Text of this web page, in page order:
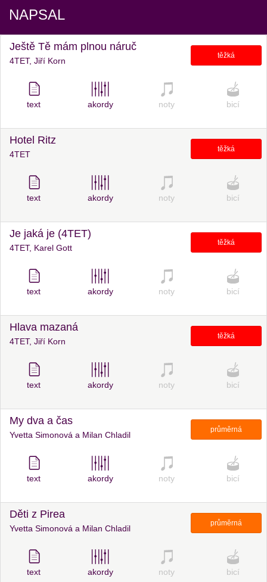
NAPSAL
Ještě Tě mám plnou náruč
4TET, Jiří Korn
těžká
text akordy noty bicí
Hotel Ritz
4TET
těžká
text akordy noty bicí
Je jaká je (4TET)
4TET, Karel Gott
těžká
text akordy noty bicí
Hlava mazaná
4TET, Jiří Korn
těžká
text akordy noty bicí
My dva a čas
Yvetta Simonová a Milan Chladil
průměrná
text akordy noty bicí
Děti z Pirea
Yvetta Simonová a Milan Chladil
průměrná
text akordy noty bicí